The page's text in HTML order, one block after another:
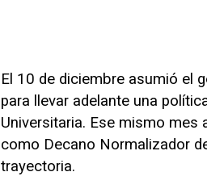
El 10 de diciembre asumió el
para llevar adelante una
Universitaria. Ese mismo mes
como Decano Normalizador
trayectoria.